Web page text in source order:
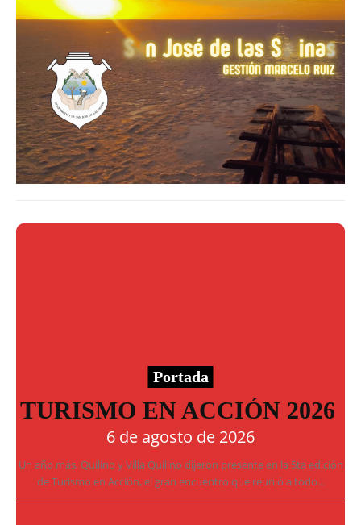
Portada
TURISMO EN ACCIÓN 2026
6 de agosto de 2026
Un año más, Quilino y Villa Quilino dijeron presente en la 5ta edición
de Turismo en Acción, el gran encuentro que reunió a todo...